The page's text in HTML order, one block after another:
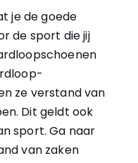
je de goede
de sport die jij
ze verstand van
Dit geldt ook
sport. Ga naar
van zaken